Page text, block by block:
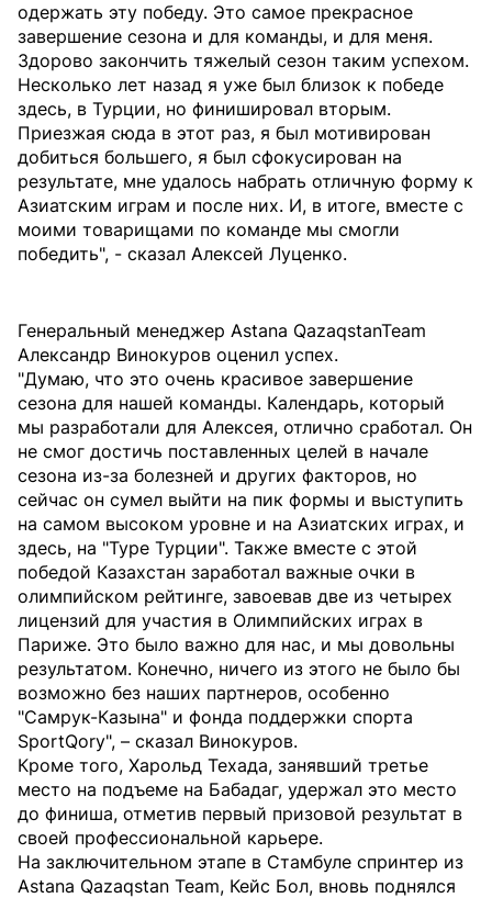
одержать эту победу. Это самое прекрасное
завершение сезона и для команды, и для меня.
Здорово закончить тяжелый сезон таким успехом.
Несколько лет назад я уже был близок к победе
здесь, в Турции, но финишировал вторым.
Приезжая сюда в этот раз, я был мотивирован
добиться большего, я был сфокусирован на
результате, мне удалось набрать отличную форму к
Азиатским играм и после них. И, в итоге, вместе с
моими товарищами по команде мы смогли
победить", - сказал Алексей Луценко.
Генеральный менеджер Astana QazaqstanTeam
Александр Винокуров оценил успех.
"Думаю, что это очень красивое завершение
сезона для нашей команды. Календарь, который
мы разработали для Алексея, отлично сработал. Он
не смог достичь поставленных целей в начале
сезона из-за болезней и других факторов, но
сейчас он сумел выйти на пик формы и выступить
на самом высоком уровне и на Азиатских играх, и
здесь, на "Туре Турции". Также вместе с этой
победой Казахстан заработал важные очки в
олимпийском рейтинге, завоевав две из четырех
лицензий для участия в Олимпийских играх в
Париже. Это было важно для нас, и мы довольны
результатом. Конечно, ничего из этого не было бы
возможно без наших партнеров, особенно
"Самрук-Казына" и фонда поддержки спорта
SportQory", – сказал Винокуров.
Кроме того, Харольд Техада, занявший третье
место на подъеме на Бабадаг, удержал это место
до финиша, отметив первый призовой результат в
своей профессиональной карьере.
На заключительном этапе в Стамбуле спринтер из
Astana Qazaqstan Team, Кейс Бол, вновь поднялся